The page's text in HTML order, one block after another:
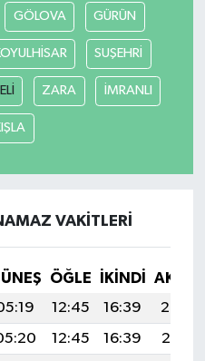
GÖLOVA GÜRÜN
SUŞEHRİ
ZARA İMRANLI
VAKITLERI
ÖĞLE İKINDI
12:45 16:39
20:02
12:45 16:39
20:01